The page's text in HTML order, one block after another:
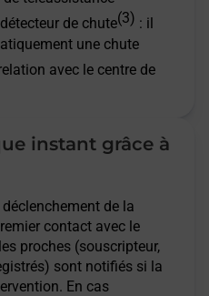
de chute(3) : il
une chute
avec le centre de
instant grâce à
de la
contact avec le
proches (souscripteur,
sont notifiés si la
En cas